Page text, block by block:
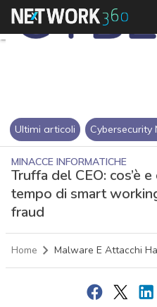
Ultimi articoli Cybersecurity
MINACCE INFORMATICHE
Truffa del CEO: cos’è
tempo di smart
fraud
Home Malware E Attacchi